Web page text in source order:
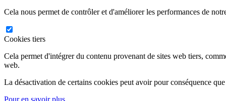
Cela nous permet de contrôler et d'améliorer les performances de
Cookies tiers
Cela permet d'intégrer du contenu provenant de sites web tiers,
web.
La désactivation de certains cookies peut avoir pour conséquence